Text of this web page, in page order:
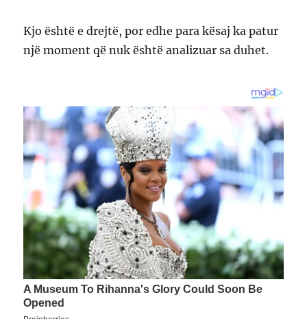
Kjo është e drejtë, por edhe para kësaj ka patur
një moment që nuk është analizuar sa duhet.